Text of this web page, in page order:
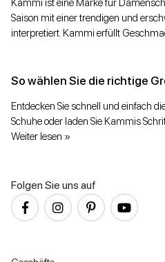
Kammi ist eine Marke für
Saison mit einer trendigen und
interpretiert. Kammi erfüllt
So wählen Sie die richtige
Entdecken Sie schnell und einfach
Schuhe oder laden Sie Kammis
Weiter lesen »
Folgen Sie uns auf